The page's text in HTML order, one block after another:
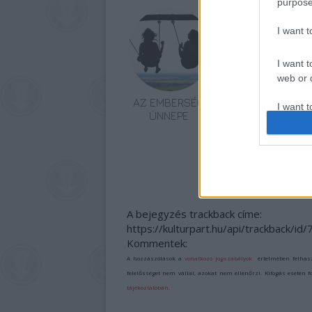
I want
I want
web or
I want
AZ EMBERSÉG
ÜNNEPE
„NEM TÖBB
EZER EMBERRE
HANEM EGY
A bejegyzés trackback címe:
https://kulturpart.hu/api/trackback/id/
Kommentek:
A hozzászólások avonatkozó jogszabályok értelmében
felelősséget nem vállal, azokat nem ellenőrzi. Kifogás esetén
tájékoztatóban